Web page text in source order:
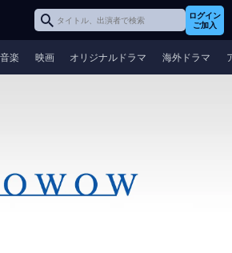
ログイン
ご加入
音楽 映画 オリジナルドラマ 海外ドラマ